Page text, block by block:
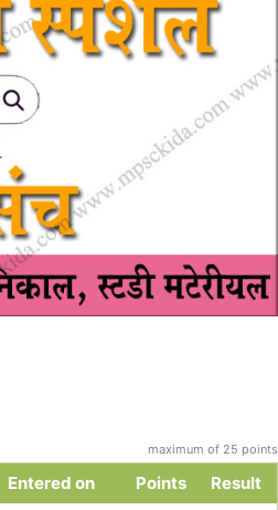
maximum of 25 points
Entered on Points
Result